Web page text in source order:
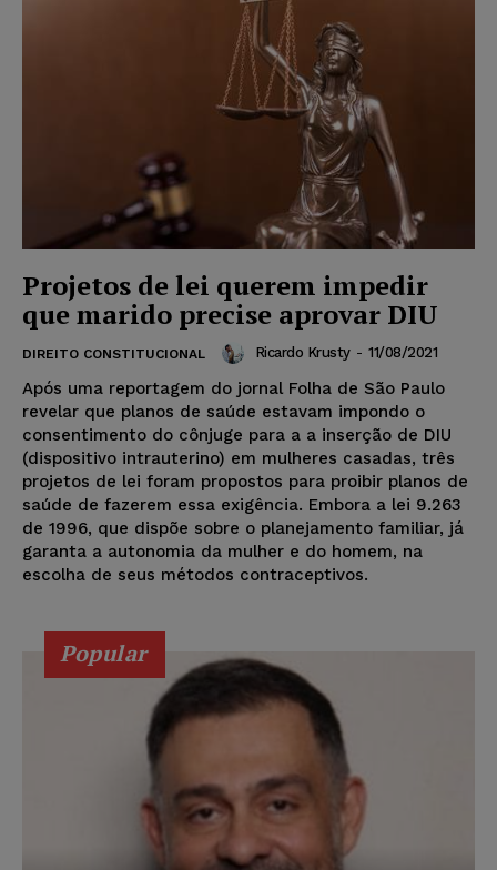
Projetos de lei querem impedir
que marido precise aprovar DIU
DIREITO CONSTITUCIONAL Ricardo Krusty - 11/08/2021
Após uma reportagem do jornal Folha de São Paulo
revelar que planos de saúde estavam impondo o
consentimento do cônjuge para a a inserção de DIU
(dispositivo intrauterino) em mulheres casadas, três
projetos de lei foram propostos para proibir planos de
saúde de fazerem essa exigência. Embora a lei 9.263
de 1996, que dispõe sobre o planejamento familiar, já
garanta a autonomia da mulher e do homem, na
escolha de seus métodos contraceptivos.
Popular